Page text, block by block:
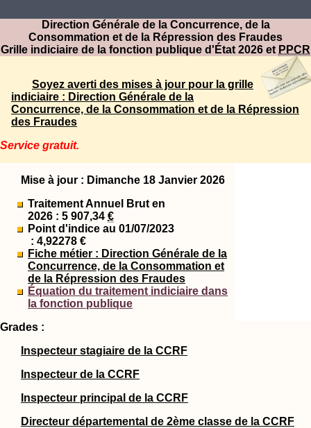
Direction Générale de la Concurrence, de la
Consommation et de la Répression des Fraudes
Grille indiciaire de la fonction publique d'État 2026 et PPCR
Soyez averti des mises à jour pour la grille
indiciaire : Direction Générale de la
Concurrence, de la Consommation et de la Répression
des Fraudes
Service gratuit.
Mise à jour : Dimanche 18 Janvier 2026
Traitement Annuel Brut en
2026 : 5 907,34 €
Point d'indice au 01/07/2023
: 4,92278 €
Fiche métier : Direction Générale de la
Concurrence, de la Consommation et
de la Répression des Fraudes
Équation du traitement indiciaire dans
la fonction publique
Grades :
Inspecteur stagiaire de la CCRF
Inspecteur de la CCRF
Inspecteur principal de la CCRF
Directeur départemental de 2ème classe de la CCRF